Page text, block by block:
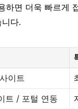
하면 더욱 빠르게
다.
이트
트 / 포털 연동